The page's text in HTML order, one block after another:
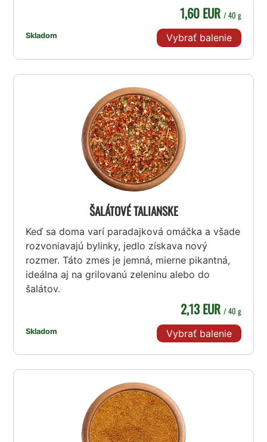
Skladom
1,60 EUR / 40 g
Vybrať balenie
ŠALÁTOVÉ TALIANSKE
Keď sa doma varí paradajková omáčka a všade
rozvoniavajú bylinky, jedlo získava nový
rozmer. Táto zmes je jemná, mierne pikantná,
ideálna aj na grilovanú zeleninu alebo do
šalátov.
Skladom
2,13 EUR / 40 g
Vybrať balenie